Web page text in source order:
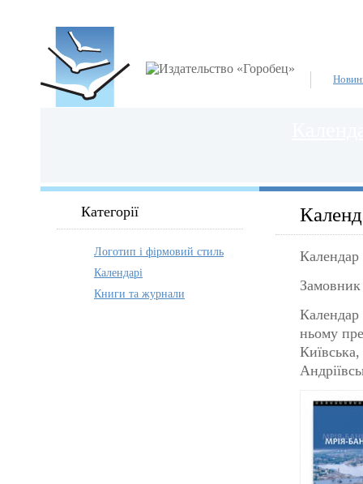
Категорії
Логотип і фірмовий стиль
Календарі
Книги та журнали
ньому